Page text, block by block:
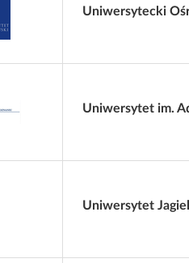
Uniwersytecki
Uniwersytet im.
Uniwersytet